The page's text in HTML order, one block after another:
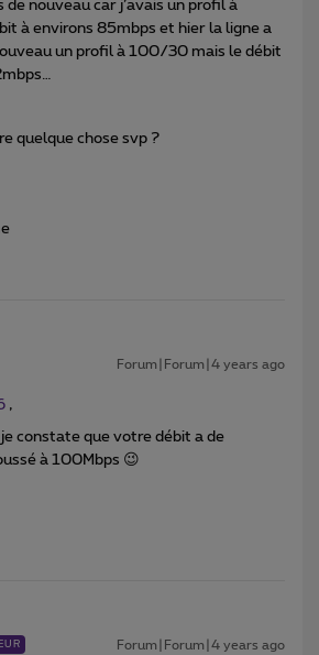
de nouveau car j’avais un profil à
à environs 85mbps et hier la ligne a
un profil à 100/30 mais le débit
quelque chose svp ?
Forum|Forum|4 years ago
,
constate que votre débit a de
à 100Mbps 😉
Forum|Forum|4 years ago